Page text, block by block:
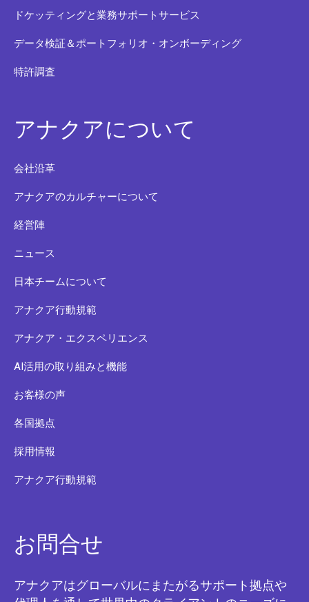
ドケッティングと業務サポートサービス
データ検証＆ポートフォリオ・オンボーディング
特許調査
アナクアについて
会社沿革
アナクアのカルチャーについて
経営陣
ニュース
日本チームについて
アナクア行動規範
アナクア・エクスペリエンス
AI活用の取り組みと機能
お客様の声
各国拠点
採用情報
アナクア行動規範
お問合せ
アナクアはグローバルにまたがるサポート拠点や